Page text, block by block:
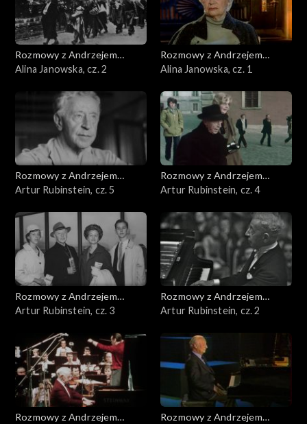
Rozmowy z Andrzejem
Doboszem
Alina Janowska, cz. 2
Rozmowy z Andrzejem
Doboszem
Alina Janowska, cz. 1
Rozmowy z Andrzejem
Doboszem
Artur Rubinstein, cz. 5
Rozmowy z Andrzejem
Doboszem
Artur Rubinstein, cz. 4
Rozmowy z Andrzejem
Doboszem
Artur Rubinstein, cz. 3
Rozmowy z Andrzejem
Doboszem
Artur Rubinstein, cz. 2
Rozmowy z Andrzejem
Rozmowy z Andrzejem